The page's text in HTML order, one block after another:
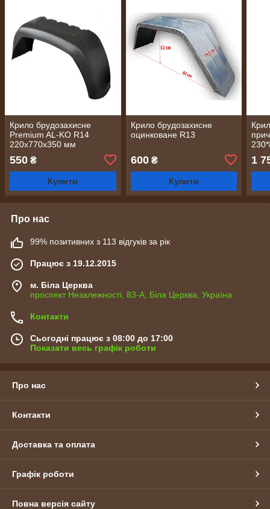
Крило брудозахисне
Premium AL-KO R14
220x770x350 мм
550 ₴
Купити
Крило брудозахисне
оцинковане R13
600₴
Купити
1
Про нас
99% позитивних з 113 відгуків за рік
Працює з 19.12.2015
м. Біла Церква
проспект Незалежності, 83-А, Біла Церква, Україна
Контакти
Сьогодні працює з 08:00 до 17:00
Показати весь графік роботи
Про нас
Контакти
Доставка та оплата
Графік роботи
Повна версія сайту